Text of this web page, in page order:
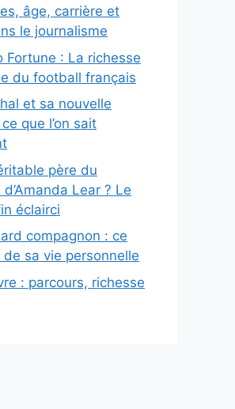
âge, carrière et
le journalisme
Fortune : La richesse
du football français
et sa nouvelle
que l’on sait
père du
Lear ? Le
éclairci
compagnon : ce
de sa vie personnelle
: parcours, richesse